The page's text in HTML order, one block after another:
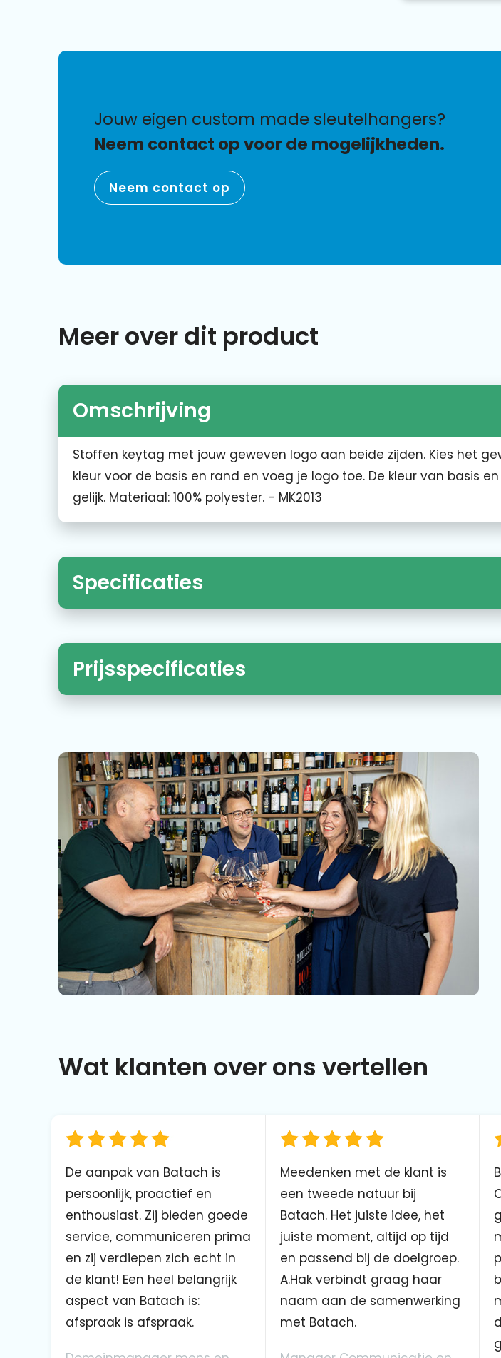
jouw eigen custom made sleutelhangers?
Neem contact op voor de mogelijkheden.
Neem contact op
Meer over dit product
Omschrijving
Stoffen keytag met jouw geweven logo aan beide zijden. Kies het
kleur voor de basis en rand en voeg je logo toe. De kleur van basis
gelijk. Materiaal: 100% polyester. - MK2013
Specificaties
Prijsspecificaties
Wat klanten over ons vertellen
De aanpak van Batach is
persoonlijk, proactief en
enthousiast. Zij bieden goede
service, communiceren prima
en zij verdiepen zich echt in
de klant! Een heel belangrijk
aspect van Batach is:
afspraak is afspraak.
Meedenken met de klant is
een tweede natuur bij
Batach. Het juiste idee, het
juiste moment, altijd op tijd
en passend bij de doelgroep.
A.Hak verbindt graag haar
naam aan de samenwerking
met Batach.